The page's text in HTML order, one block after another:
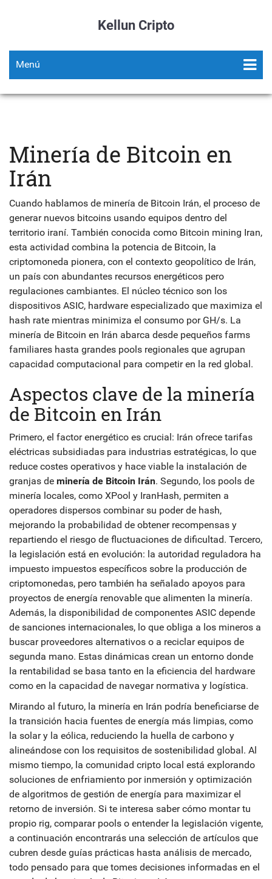
Kellun Cripto
Menú
Minería de Bitcoin en
Irán
Cuando hablamos de minería de Bitcoin Irán, el proceso de
generar nuevos bitcoins usando equipos dentro del
territorio iraní. También conocida como Bitcoin mining Iran,
esta actividad combina la potencia de Bitcoin, la
criptomoneda pionera, con el contexto geopolítico de Irán,
un país con abundantes recursos energéticos pero
regulaciones cambiantes. El núcleo técnico son los
dispositivos ASIC, hardware especializado que maximiza el
hash rate mientras minimiza el consumo por GH/s. La
minería de Bitcoin en Irán abarca desde pequeños farms
familiares hasta grandes pools regionales que agrupan
capacidad computacional para competir en la red global.
Aspectos clave de la minería
de Bitcoin en Irán
Primero, el factor energético es crucial: Irán ofrece tarifas
eléctricas subsidiadas para industrias estratégicas, lo que
reduce costes operativos y hace viable la instalación de
granjas de minería de Bitcoin Irán. Segundo, los pools de
minería locales, como XPool y IranHash, permiten a
operadores dispersos combinar su poder de hash,
mejorando la probabilidad de obtener recompensas y
repartiendo el riesgo de fluctuaciones de dificultad. Tercero,
la legislación está en evolución: la autoridad reguladora ha
impuesto impuestos específicos sobre la producción de
criptomonedas, pero también ha señalado apoyos para
proyectos de energía renovable que alimenten la minería.
Además, la disponibilidad de componentes ASIC depende
de sanciones internacionales, lo que obliga a los mineros a
buscar proveedores alternativos o a reciclar equipos de
segunda mano. Estas dinámicas crean un entorno donde
la rentabilidad se basa tanto en la eficiencia del hardware
como en la capacidad de navegar normativa y logística.
Mirando al futuro, la minería en Irán podría beneficiarse de
la transición hacia fuentes de energía más limpias, como
la solar y la eólica, reduciendo la huella de carbono y
alineándose con los requisitos de sostenibilidad global. Al
mismo tiempo, la comunidad cripto local está explorando
soluciones de enfriamiento por inmersión y optimización
de algoritmos de gestión de energía para maximizar el
retorno de inversión. Si te interesa saber cómo montar tu
propio rig, comparar pools o entender la legislación vigente,
a continuación encontrarás una selección de artículos que
cubren desde guías prácticas hasta análisis de mercado,
todo pensado para que tomes decisiones informadas en el